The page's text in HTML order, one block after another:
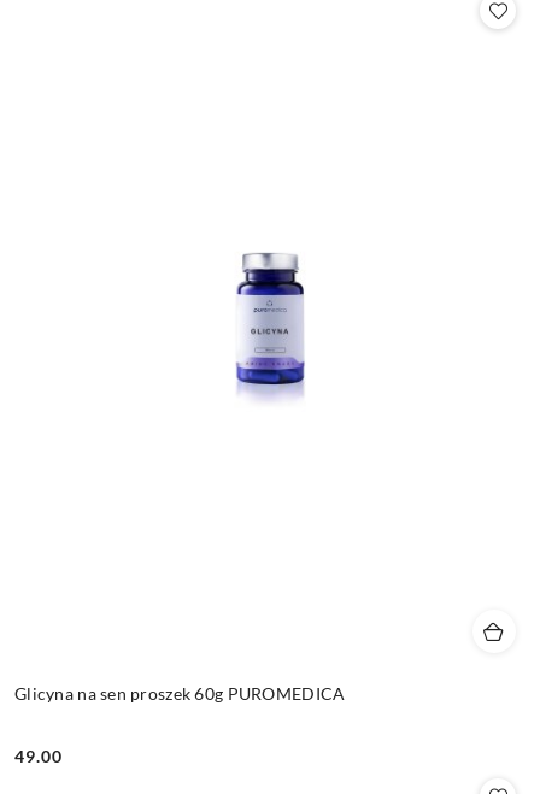
Glicyna na sen proszek 60g PUROMEDICA
Cena:
49.00